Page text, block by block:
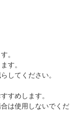
。
す。
してください。
すめします。
は使用しないでくだ